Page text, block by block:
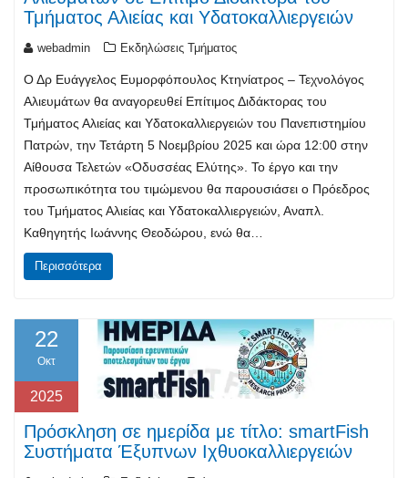
Τμήματος Αλιείας και Υδατοκαλλιεργειών
webadmin Εκδηλώσεις Τμήματος
Ο Δρ Ευάγγελος Ευμορφόπουλος Κτηνίατρος – Τεχνολόγος
Αλιευμάτων θα αναγορευθεί Επίτιμος Διδάκτορας του
Τμήματος Αλιείας και Υδατοκαλλιεργειών του Πανεπιστημίου
Πατρών, την Τετάρτη 5 Νοεμβρίου 2025 και ώρα 12:00 στην
Αίθουσα Τελετών «Οδυσσέας Ελύτης». Το έργο και την
προσωπικότητα του τιμώμενου θα παρουσιάσει ο Πρόεδρος
του Τμήματος Αλιείας και Υδατοκαλλιεργειών, Αναπλ.
Καθηγητής Ιωάννης Θεοδώρου, ενώ θα…
Περισσότερα
22
Οκτ
2025
Πρόσκληση σε ημερίδα με τίτλο: smartFish
Συστήματα Έξυπνων Ιχθυοκαλλιεργειών